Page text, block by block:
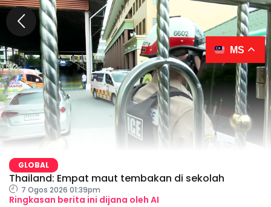
GLOBAL
Thailand: Empat maut tembakan di sekolah
7 Ogos 2026 01:39pm
Ringkasan berita ini dijana oleh AI
MS